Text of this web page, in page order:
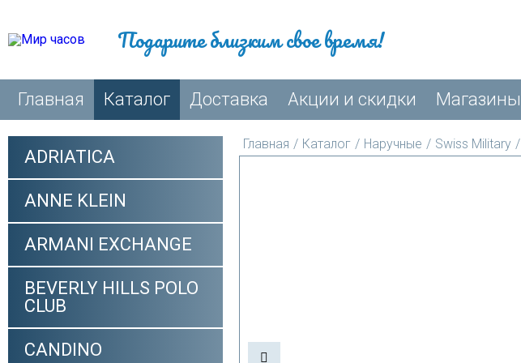
Подарите близким свое время!
Главная Каталог Доставка Акции и скидки Магазины
ADRIATICA
ANNE KLEIN
ARMANI EXCHANGE
BEVERLY HILLS POLO
CLUB
CANDINO
Главная / Каталог / Наручные / Swiss Military /